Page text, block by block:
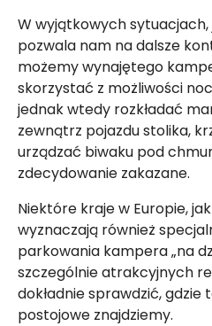
W wyjątkowych sytuacjach,
pozwala nam na dalsze
możemy wynajętego
skorzystać z możliwości
jednak wtedy rozkładać
zewnątrz pojazdu stolika,
urządzać biwaku pod
zdecydowanie zakazane.
Niektóre kraje w Europie,
wyznaczają również
parkowania kampera „na
szczególnie atrakcyjnych
dokładnie sprawdzić, gdzie
postojowe znajdziemy.